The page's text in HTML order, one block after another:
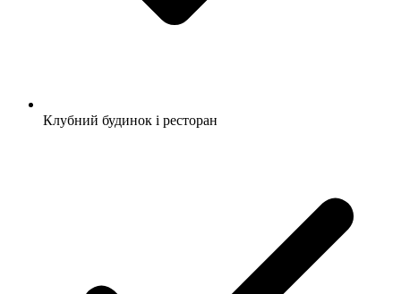
Клубний будинок і ресторан